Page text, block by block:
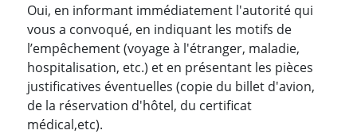
Oui, en informant immédiatement l'autorité qui
vous a convoqué, en indiquant les motifs de
l’empêchement (voyage à l'étranger, maladie,
hospitalisation, etc.) et en présentant les pièces
justificatives éventuelles (copie du billet d'avion,
de la réservation d'hôtel, du certificat
médical,etc).